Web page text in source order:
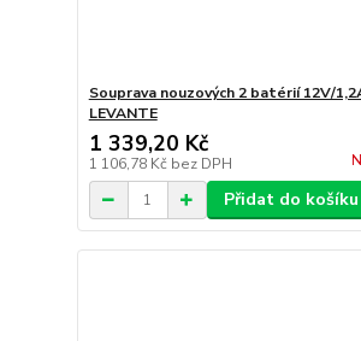
Souprava nouzových 2 batérií 12V/
LEVANTE
1 339,20 Kč
1 106,78 Kč bez DPH
Přidat do košíku